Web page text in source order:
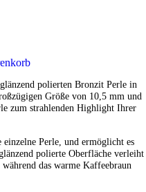
polierten Bronzit Perle in
Größe von 10,5 mm und
zum strahlenden Highlight Ihrer
einzelne Perle, und ermöglicht es
polierte Oberfläche verleiht
das warme Kaffeebraun